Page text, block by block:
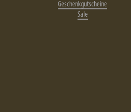
Geschenkgutscheine
Sale